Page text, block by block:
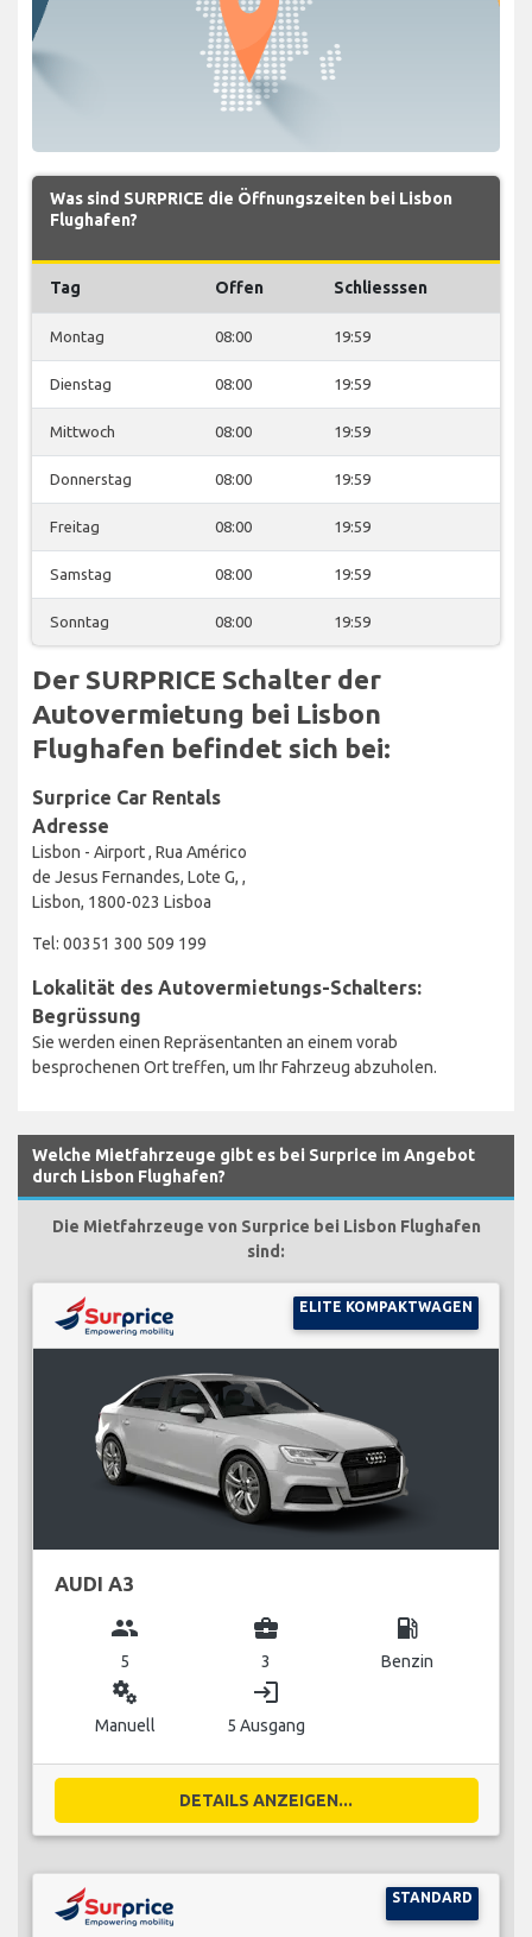
Was sind SURPRICE die Öffnungszeiten bei Lisbon
Flughafen?
Tag Offen Schliesssen
Montag 08:00 19:59
Dienstag 08:00 19:59
Mittwoch 08:00 19:59
Donnerstag 08:00 19:59
Freitag 08:00 19:59
Samstag 08:00 19:59
Sonntag 08:00 19:59
Der SURPRICE Schalter der
Autovermietung bei Lisbon
Flughafen befindet sich bei:
Surprice Car Rentals
Adresse
Lisbon - Airport , Rua Américo
de Jesus Fernandes, Lote G, ,
Lisbon, 1800-023 Lisboa
Tel: 00351 300 509 199
Lokalität des Autovermietungs-Schalters:
Begrüssung
Sie werden einen Repräsentanten an einem vorab
besprochenen Ort treffen, um Ihr Fahrzeug abzuholen.
Welche Mietfahrzeuge gibt es bei Surprice im Angebot
durch Lisbon Flughafen?
Die Mietfahrzeuge von Surprice bei Lisbon Flughafen
sind:
ELITE KOMPAKTWAGEN
AUDI A3
group
5
business_center
3
local_gas_station
Benzin
miscellaneous_services
Manuell
login
5 Ausgang
DETAILS ANZEIGEN...
STANDARD